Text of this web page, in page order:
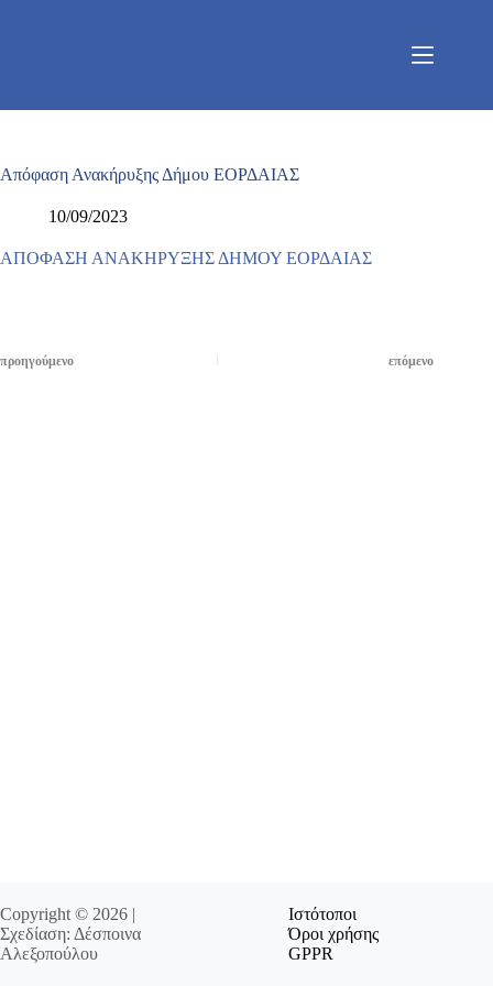
Απόφαση Ανακήρυξης Δήμου ΕΟΡΔΑΙΑΣ
10/09/2023
ΑΠΟΦΑΣΗ ΑΝΑΚΗΡΥΞΗΣ ΔΗΜΟΥ ΕΟΡΔΑΙΑΣ
προηγούμενο επόμενο
Copyright © 2026 |
Σχεδίαση: Δέσποινα
Αλεξοπούλου
Ιστότοποι
Όροι χρήσης
GPPR